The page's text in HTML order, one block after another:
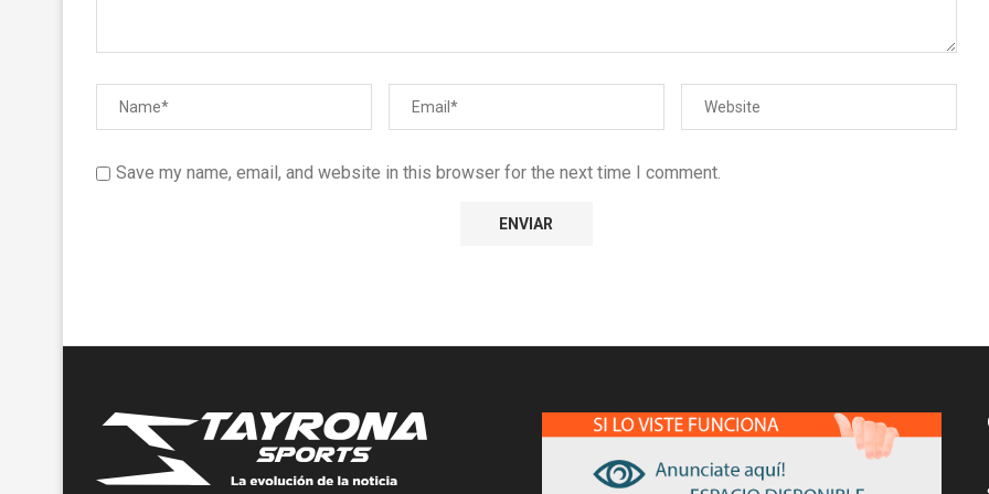
Save my name, email, and website in this browser for the next time I comment.